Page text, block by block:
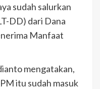
sudah salurkan
DD) dari Dana
Manfaat
mengatakan,
itu sudah masuk